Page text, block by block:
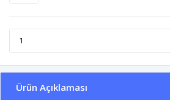
Ürün Açıklaması